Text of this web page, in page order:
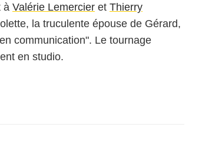
à Valérie Lemercier et Thierry
la truculente épouse de Gérard,
communication". Le tournage
en studio.